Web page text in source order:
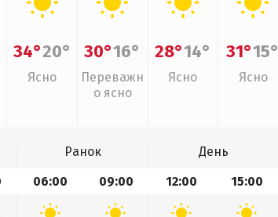
34°20°
Ясно
30°16°
Переважн
о ясно
28°14°
Ясно
31°15°
Ясно
Ранок День
06:00 09:00 12:00 15:00